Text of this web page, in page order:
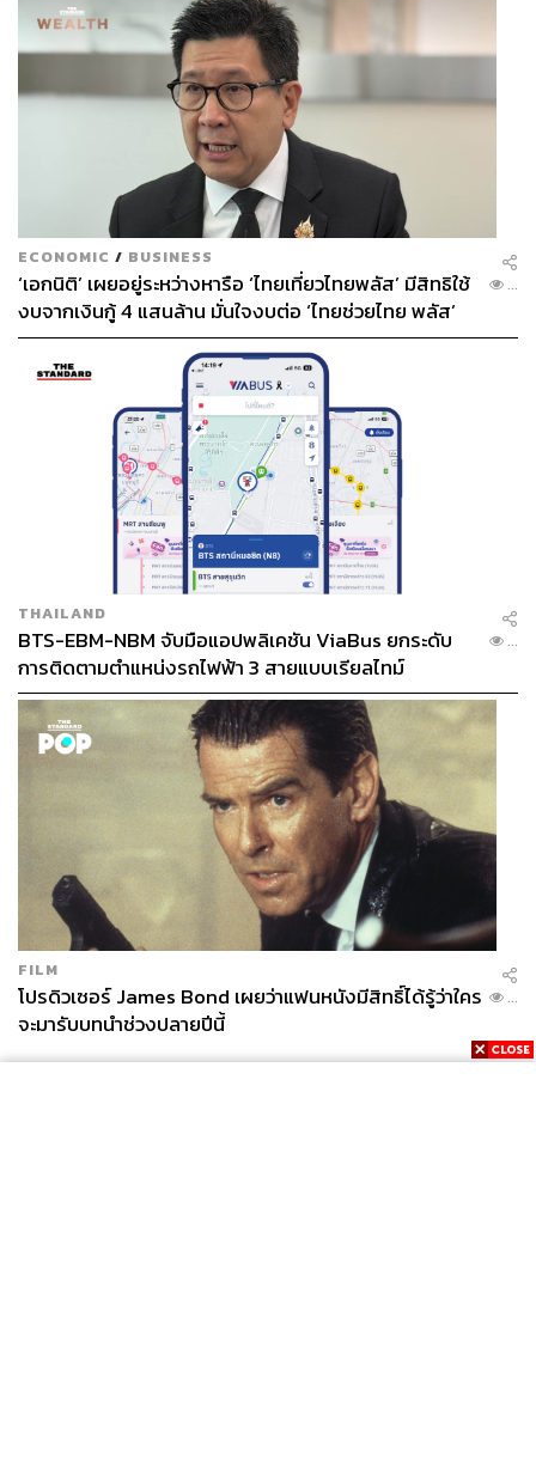
ECONOMIC / BUSINESS
‘เอกนิติ’ เผยอยู่ระหว่างหารือ ‘ไทยเที่ยวไทยพลัส’ มีสิทธิใช้
งบจากเงินกู้ 4 แสนล้าน มั่นใจงบต่อ ‘ไทยช่วยไทย พลัส’
เฟส 2 มีเพียงพอ
...
THAILAND
BTS-EBM-NBM จับมือแอปพลิเคชัน ViaBus ยกระดับ
การติดตามตำแหน่งรถไฟฟ้า 3 สายแบบเรียลไทม์
...
FILM
โปรดิวเซอร์ James Bond เผยว่าแฟนหนังมีสิทธิ์ได้รู้ว่าใคร
จะมารับบทนำช่วงปลายปีนี้
...